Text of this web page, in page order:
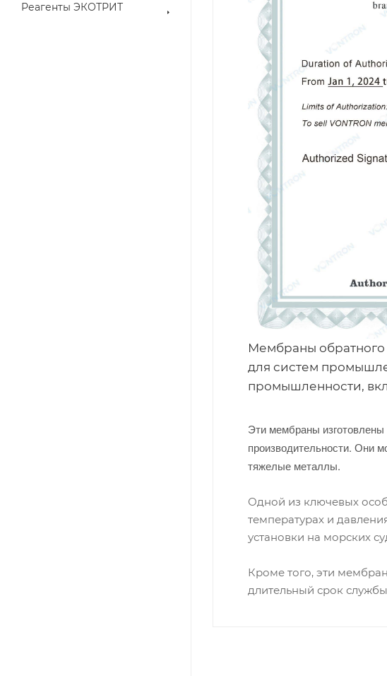
Реагенты ЭКОТРИТ
Мембраны
для систем
промышленности,
Эти мембраны изготовлены
производительности. Они
тяжелые металлы.
Одной из ключевых
температурах и
установки на морских
Кроме того, эти
длительный срок